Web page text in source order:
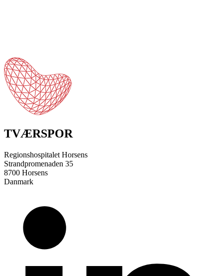
TVÆRSPOR
Regionshospitalet Horsens
Strandpromenaden 35
8700 Horsens
Danmark